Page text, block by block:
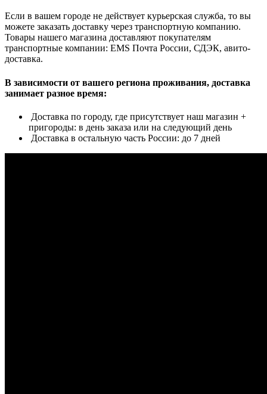
Если в вашем городе не действует курьерская служба, то вы
можете заказать доставку через транспортную компанию.
Товары нашего магазина доставляют покупателям
транспортные компании: EMS Почта России, СДЭК, авито-
доставка.
В зависимости от вашего региона проживания, доставка
занимает разное время:
Доставка по городу, где присутствует наш магазин +
пригороды: в день заказа или на следующий день
Доставка в остальную часть России: до 7 дней